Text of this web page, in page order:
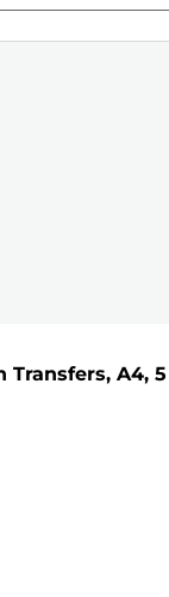
Transfers, A4, 5